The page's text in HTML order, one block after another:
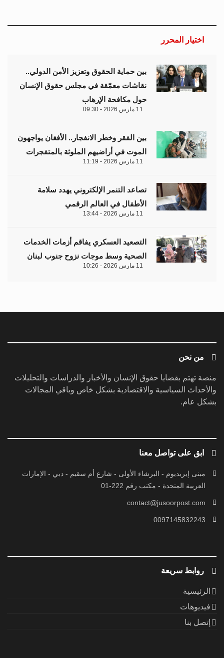
اختيار المحرر
بين حماية الحقوق وتعزيز الأمن الدولي..
نقاشات معمّقة في مجلس حقوق الإنسان
حول مكافحة الإرهاب
11 مارس 2026 - 09:30
بين الفقر وخطر الانفجار.. الأفغان يواجهون
الموت في أراضيهم الملوثة بالمتفجرات
11 مارس 2026 - 11:19
تصاعد التنمر الإلكتروني يهدد سلامة
الأطفال في العالم الرقمي
11 مارس 2026 - 13:44
التصعيد العسكري يفاقم أزمات الخدمات
الصحية وسط موجات نزوح جنوب لبنان
11 مارس 2026 - 10:26
من نحن
منصة تهتم بقضايا حقوق الإنسان والأخبار والدراسات والتحليلات
والأحداث السياسية والاقتصادية بشكل خاص وباقي المجالات
بشكل عام.
ابق على تواصل معنا
مبنى إيريديوم - البرشاء الأولى - شارع أم سقيم - دبي - الإمارات
العربية المتحدة - مكتب رقم 222-01
contact@jusoorpost.com
0097145832243
روابط سريعة
الرئيسية
فيديوهات
إتصل بنا